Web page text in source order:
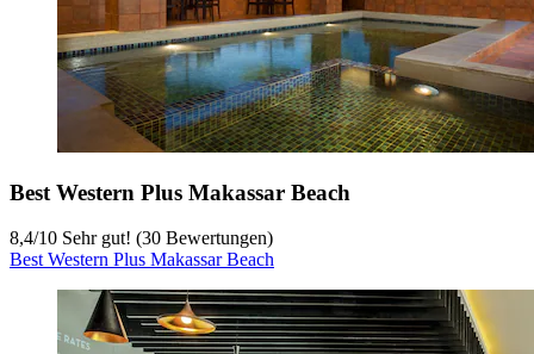
Best Western Plus Makassar Beach
8,4/10 Sehr gut! (30 Bewertungen)
Best Western Plus Makassar Beach